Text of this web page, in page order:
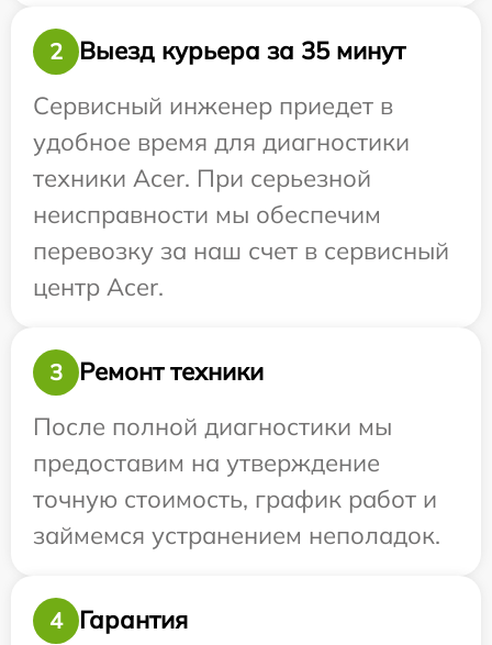
2
Выезд курьера за 35 минут
Сервисный инженер приедет в
удобное время для диагностики
техники Acer. При серьезной
неисправности мы обеспечим
перевозку за наш счет в сервисный
центр Acer.
3
Ремонт техники
После полной диагностики мы
предоставим на утверждение
точную стоимость, график работ и
займемся устранением неполадок.
4
Гарантия